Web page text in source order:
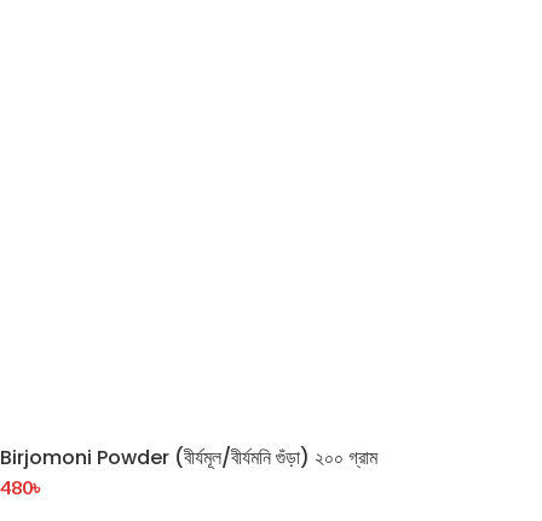
Birjomoni Powder (বীর্যমূল/বীর্যমনি গুঁড়া) ২০০ গ্রাম
480৳